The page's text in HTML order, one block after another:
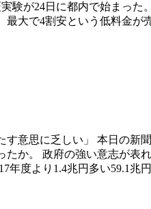
験が24日に都内で始まっ
大で4割安という低料金
意思に乏しい」 本日の
か。 政府の強い意志が表
度より1.4兆円多い59.1